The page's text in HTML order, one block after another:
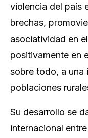
violencia del país
brechas,
asociatividad en
positivamente en
sobre todo, a una
poblaciones
Su desarrollo se
internacional